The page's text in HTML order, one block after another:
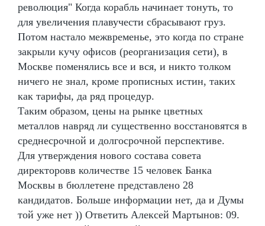
революция" Когда корабль начинает тонуть, то
для увеличения плавучести сбрасывают груз.
Потом настало межвременье, это когда по стране
закрыли кучу офисов (реорганизация сети), в
Москве поменялись все и вся, и никто толком
ничего не знал, кроме прописных истин, таких
как тарифы, да ряд процедур.
Таким образом, цены на рынке цветных
металлов навряд ли существенно восстановятся в
среднесрочной и долгосрочной перспективе.
Для утверждения нового состава совета
директоровв количестве 15 человек Банка
Москвы в бюллетене представлено 28
кандидатов. Больше информации нет, да и Думы
той уже нет )) Ответить Алексей Мартынов: 09.